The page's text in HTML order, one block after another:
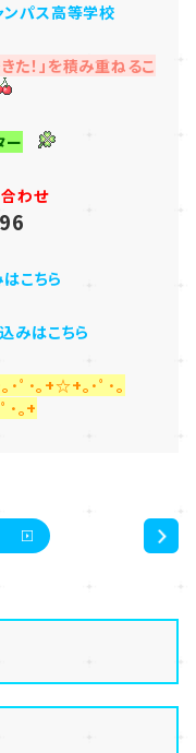
ンパス高等学校
！」を積み重ねるこ
ー
わせ
こちら
みはこちら
ﾟ･｡+☆+｡･ﾟ･｡
･｡+